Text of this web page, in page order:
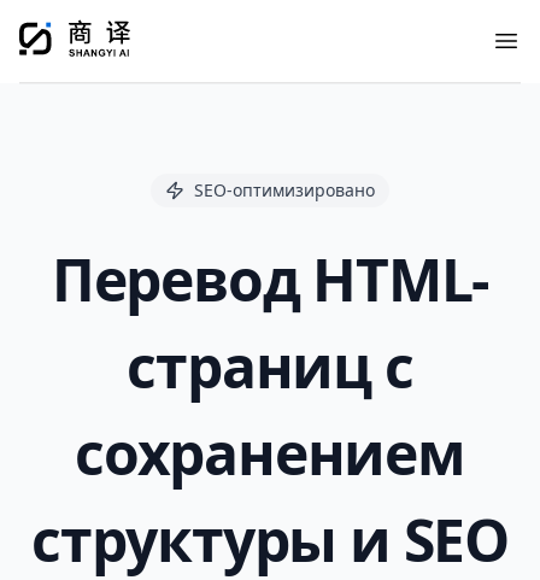
SEO-оптимизировано
Перевод HTML-
страниц с
сохранением
структуры и SEO